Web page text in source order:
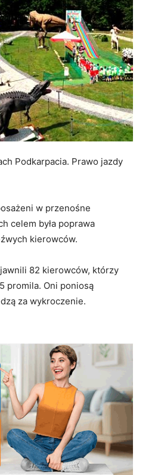
Podkarpacia. Prawo jazdy
w przenośne
celem była poprawa
kierowców.
82 kierowców, którzy
promila. Oni poniosą
za wykroczenie.